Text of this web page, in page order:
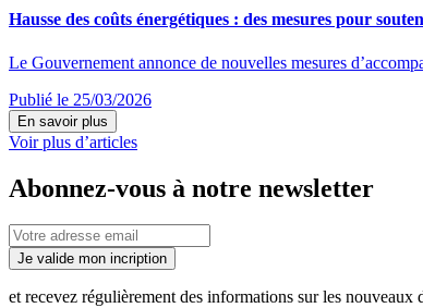
Hausse des coûts énergétiques : des mesures pour
Le Gouvernement annonce de nouvelles mesures
Publié le 25/03/2026
En savoir plus
Voir plus d’articles
Abonnez-vous à notre newsletter
Je valide mon incription
et recevez régulièrement des informations sur les nouveaux